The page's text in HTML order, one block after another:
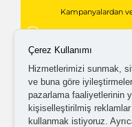
Kampanyalardan
Kişisel verilerimin
açık rıza metni
Çerez Kullanımı
Hizmetlerimizi sunmak,
ve buna göre
pazarlama faaliyetlerinin
kişiselleştirilmiş
kullanmak istiyoruz.